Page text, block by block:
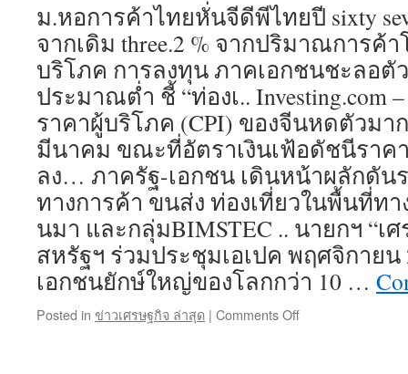
ม.หอการค้าไทยหั่นจีดีพีไทยปี sixty
จากเดิม three.2 % จากปริมาณการค้
บริโภค การลงทุน ภาคเอกชนชะลอตั
ประมาณต่ำ ชี้ “ท่องเ.. Investing.com
ราคาผู้บริโภค (CPI) ของจีนหดตัวมา
มีนาคม ขณะที่อัตราเงินเฟ้อดัชนีราค
ลง… ภาครัฐ-เอกชน เดินหน้าผลักดัน
ทางการค้า ขนส่ง ท่องเที่ยวในพื้นที่ทา
นมา และกลุ่มBIMSTEC .. นายกฯ “เ
สหรัฐฯ ร่วมประชุมเอเปค พฤศจิกายน
เอกชนยักษ์ใหญ่ของโลกกว่า 10 …
Posted in ข่าวเศรษฐกิจ ล่าสุด | Comments Offon